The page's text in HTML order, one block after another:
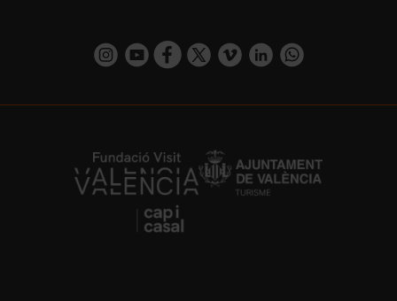
https://www.instagram.com/visit_valencia/
https://www.youtube.com/user/
https://www.facebook.com/
https://twitter.com/VisitaValencia
https://vimeo.com/
https://www.linkedin.com/company/turismo-valencia/https://api.whatsapp.com/send/
https://fundacion.visitvalencia.com/